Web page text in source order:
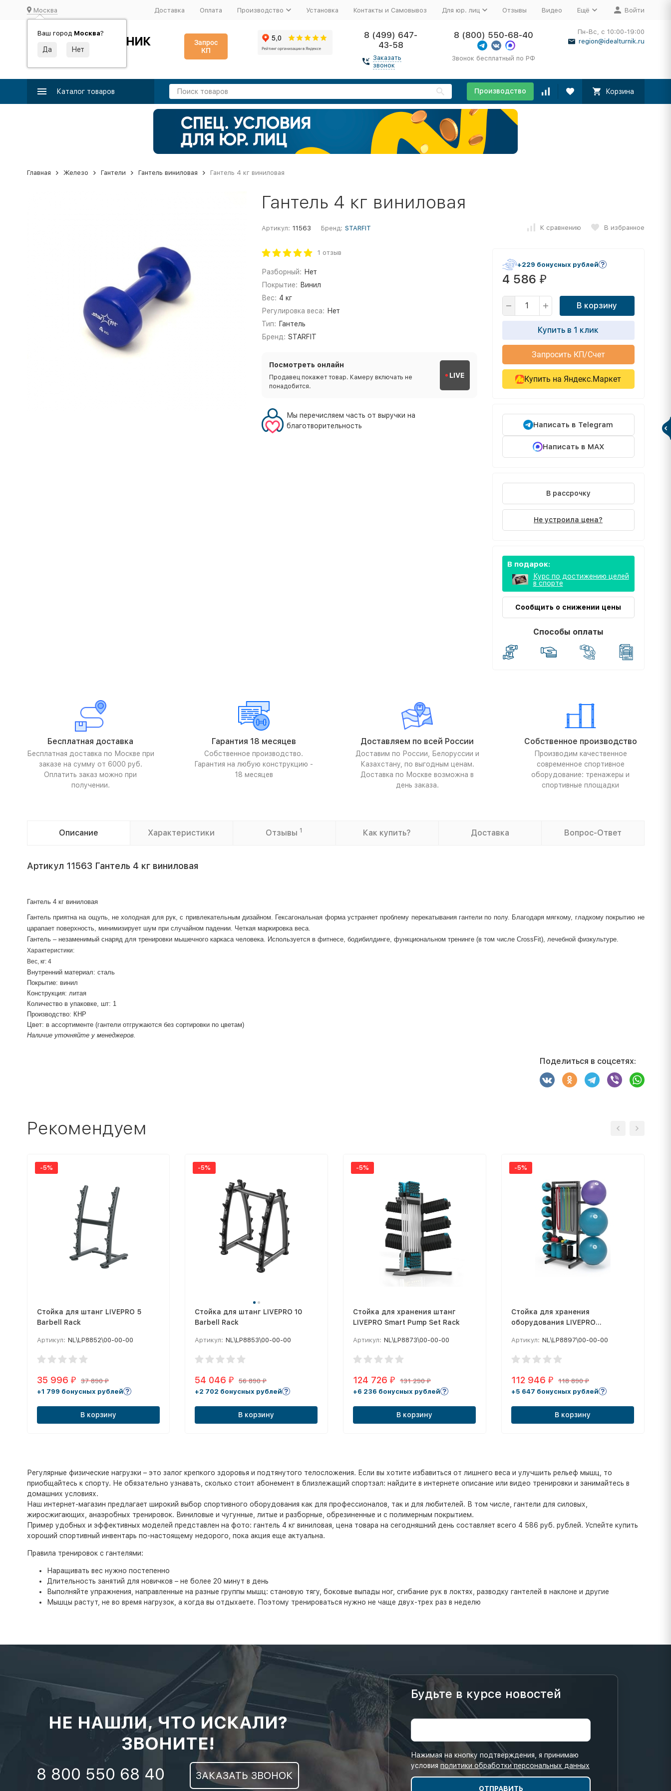
Москва
Ваш город Москва?
Доставка Оплата Производство Установка Контакты и Самовывоз Для юр. лиц Отзывы Видео Ещё Войти
ИДЕАЛЬНЫЙ ТУРНИК
Производство и поставка спортивного оборудования
Запрос
КП
8 (499) 647-
43-58
Заказать
звонок
8 (800) 550-68-40
Звонок бесплатный по РФ
Пн-Вс, с 10:00-19:00
region@idealturnik.ru
Каталог товаров Производство Корзина
Главная Железо Гантели Гантель виниловая Гантель 4 кг виниловая
Гантель 4 кг виниловая
Артикул: 11563 Бренд: STARFIT К сравнению В избранное
1 отзыв
Разборный: Нет
Покрытие: Винил
Вес: 4 кг
Регулировка веса: Нет
Тип: Гантель
Бренд: STARFIT
Посмотреть онлайн
Продавец покажет товар. Камеру включать не
понадобится.
LIVE
Мы перечисляем часть от выручки на
благотворительность
+229 бонусных рублей
4 586 ₽
В корзину
Купить в 1 клик
Запросить КП/Счет
Купить на Яндекс.Маркет
Написать в Telegram
Написать в MAX
В рассрочку
Не устроила цена?
В подарок:
Курс по достижению целей
в спорте
Сообщить о снижении цены
Способы оплаты
Бесплатная доставка
Бесплатная доставка по Москве при
заказе на сумму от 6000 руб.
Оплатить заказ можно при
получении.
Гарантия 18 месяцев
Собственное производство.
Гарантия на любую конструкцию -
18 месяцев
Доставляем по всей России
Доставим по России, Белоруссии и
Казахстану, по выгодным ценам.
Доставка по Москве возможна в
день заказа.
Собственное производство
Производим качественное
современное спортивное
оборудование: тренажеры и
спортивные площадки
Описание Характеристики Отзывы 1 Как купить? Доставка Вопрос-Ответ
Артикул 11563 Гантель 4 кг виниловая
Гантель 4 кг виниловая
Гантель приятна на ощупь, не холодная для рук, с привлекательным дизайном. Гексагональная форма устраняет проблему перекатывания гантели по полу. Благодаря мягкому, гладкому покрытию не
царапает поверхность, минимизирует шум при случайном падении. Четкая маркировка веса.
Гантель – незаменимый снаряд для тренировки мышечного каркаса человека. Используется в фитнесе, бодибилдинге, функциональном тренинге (в том числе CrossFit), лечебной физкультуре.
Характеристики:
Вес, кг: 4
Внутренний материал: сталь
Покрытие: винил
Конструкция: литая
Количество в упаковке, шт: 1
Производство: КНР
Цвет: в ассортименте (гантели отгружаются без сортировки по цветам)
Наличие уточняйте у менеджеров.
Поделиться в соцсетях:
Рекомендуем
-5%
Стойка для штанг LIVEPRO 5
Barbell Rack
Артикул: NL\LP8852\00-00-00
35 996 ₽ 37 890₽
+1 799 бонусных рублей
В корзину
-5%
Стойка для штанг LIVEPRO 10
Barbell Rack
Артикул: NL\LP8853\00-00-00
54 046₽ 56 890₽
+2 702 бонусных рублей
В корзину
-5%
Стойка для хранения штанг
LIVEPRO Smart Pump Set Rack
Артикул: NL\LP8873\00-00-00
124 726 ₽ 131 290₽
+6 236 бонусных рублей
В корзину
-5%
Стойка для хранения
оборудования LIVEPRO
Артикул: NL\LP8897\00-00-00
112 946 ₽ 118 890₽
+5 647 бонусных рублей
В корзину
Регулярные физические нагрузки – это залог крепкого здоровья и подтянутого телосложения. Если вы хотите избавиться от лишнего веса и улучшить рельеф мышц, то
приобщайтесь к спорту. Не обязательно узнавать, сколько стоит абонемент в близлежащий спортзал: найдите в интернете описание или видео тренировки и занимайтесь в
домашних условиях.
Наш интернет-магазин предлагает широкий выбор спортивного оборудования как для профессионалов, так и для любителей. В том числе, гантели для силовых,
жиросжигающих, анаэробных тренировок. Виниловые и чугунные, литые и разборные, обрезиненные и с полимерным покрытием.
Пример удобных и эффективных моделей представлен на фото: гантель 4 кг виниловая, цена товара на сегодняшний день составляет всего 4 586 руб. рублей. Успейте купить
хороший спортивный инвентарь по-настоящему недорого, пока акция еще актуальна.
Правила тренировок с гантелями:
Наращивать вес нужно постепенно
Длительность занятий для новичков – не более 20 минут в день
Выполняйте упражнения, направленные на разные группы мышц: становую тягу, боковые выпады ног, сгибание рук в локтях, разводку гантелей в наклоне и другие
Мышцы растут, не во время нагрузок, а когда вы отдыхаете. Поэтому тренироваться нужно не чаще двух-трех раз в неделю
НЕ НАШЛИ, ЧТО ИСКАЛИ?
ЗВОНИТЕ!
8 800 550 68 40 ЗАКАЗАТЬ ЗВОНОК
Будьте в курсе новостей
Нажимая на кнопку подтверждения, я принимаю
условия политики обработки персональных данных